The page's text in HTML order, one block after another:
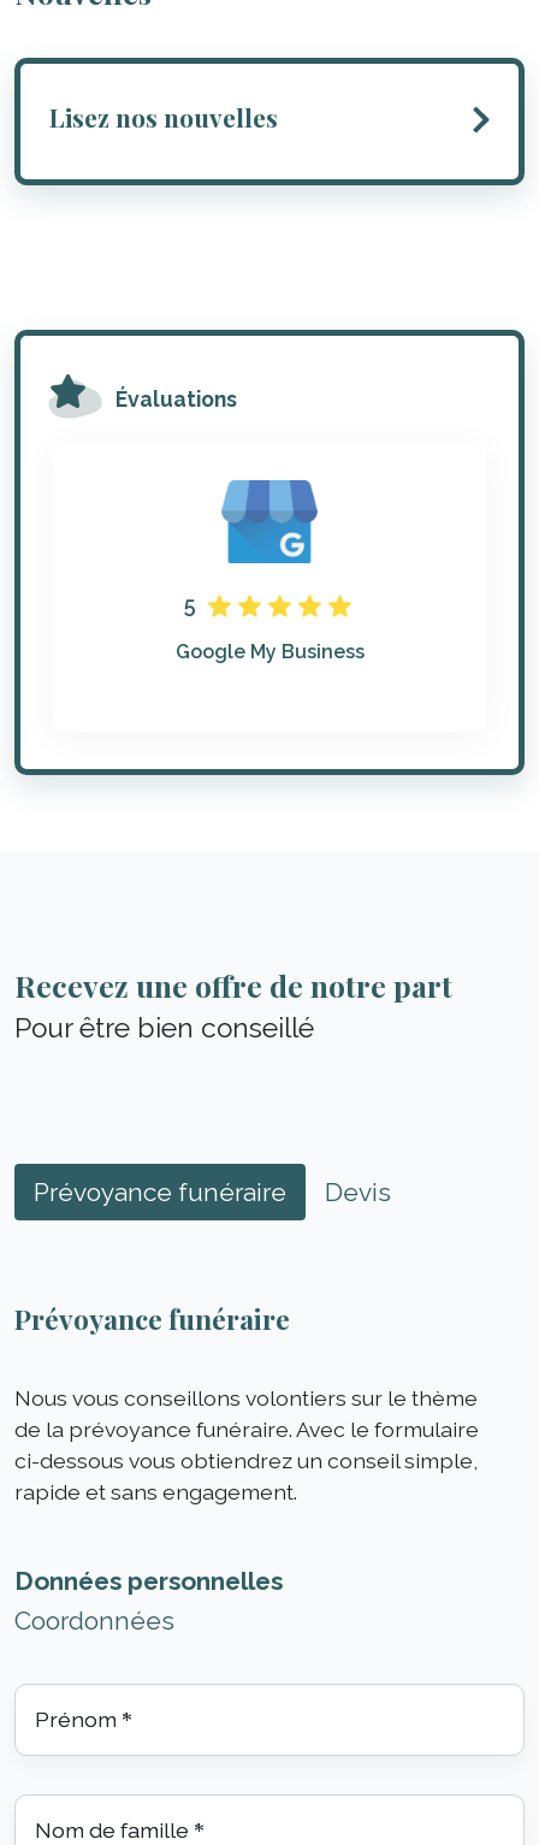
Lisez nos nouvelles
Évaluations
5
Google My Business
Recevez une offre de notre part
Pour être bien conseillé
Prévoyance funéraire Devis
Prévoyance funéraire
Nous vous conseillons volontiers sur le thème
de la prévoyance funéraire. Avec le formulaire
ci-dessous vous obtiendrez un conseil simple,
rapide et sans engagement.
Données personnelles
Coordonnées
Prénom *
Nom de famille *